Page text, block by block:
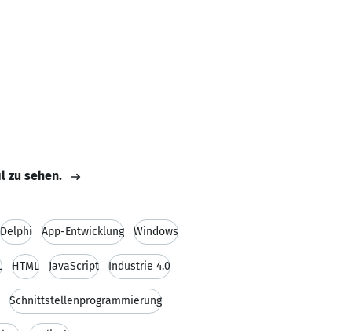
zu sehen.
Delphi App-Entwicklung Windows
HTML JavaScript Industrie 4.0
Schnittstellenprogrammierung